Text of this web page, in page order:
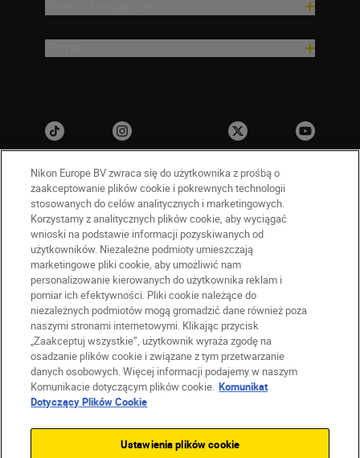
PL Nikon Sites
Skontaktuj się z nami
Oświadczenie dotyczące prywatności
Warunki użytkowania
Warunki korzystania z Nikon Store
Komunikat dotyczący plików cookie
Ustawienia plików cookie
© 2026 Nikon
Nikon Europe BV zwraca się do użytkownika z prośbą o
zaakceptowanie plików cookie i pokrewnych technologii
stosowanych do celów analitycznych i marketingowych.
Korzystamy z analitycznych plików cookie, aby wyciągać
wnioski na podstawie informacji pozyskiwanych od
użytkowników. Niezależne podmioty umieszczają
marketingowe pliki cookie, aby umożliwić nam
personalizowanie kierowanych do użytkownika reklam i
pomiar ich efektywności. Pliki cookie należące do
niezależnych podmiotów mogą gromadzić dane również poza
naszymi stronami internetowymi. Klikając przycisk
„Zaakceptuj wszystkie”, użytkownik wyraża zgodę na
osadzanie plików cookie i związane z tym przetwarzanie
danych osobowych. Więcej informacji podajemy w naszym
Komunikacie dotyczącym plików cookie. Komunikat
Dotyczący Plików Cookie
Ustawienia plików cookie